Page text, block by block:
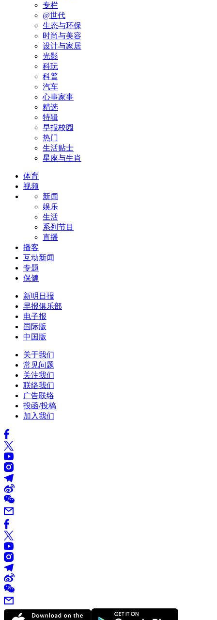
专栏
@世代
生态与环保
时尚与美容
设计与家居
光影
科玩
科普
汽车
心事家事
精选
特辑
早报校园
热门
生活贴士
星座与生肖
体育
视频
新闻
娱乐
生活
系列节目
直播
播客
互动新闻
专题
保健
新明日报
早报俱乐部
电子报
国际版
中国版
关于我们
常见问题
关注我们
联络我们
广告联络
投函/投稿
加入我们